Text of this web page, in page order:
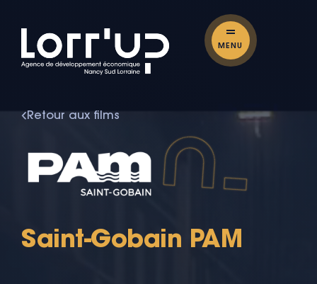
MENU
Retour aux films
Saint-Gobain PAM